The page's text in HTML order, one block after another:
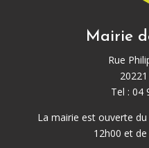
Mairie
Rue
Tel : 04
La mairie est ouverte
12h00 et